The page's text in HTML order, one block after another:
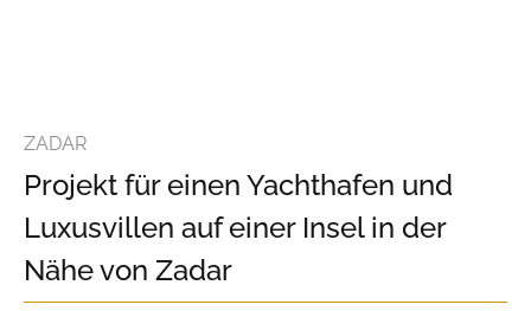
ZADAR
Projekt für einen Yachthafen und
Luxusvillen auf einer Insel in der
Nähe von Zadar